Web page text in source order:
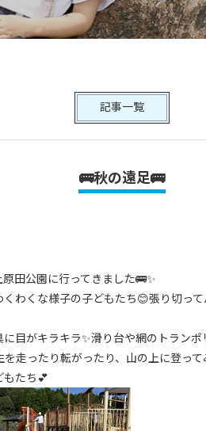
記事一覧
🚌秋の遠足🚌
田公園に行ってきました🚌✨
わくな様子の子どもたち😊張り切っ
目がキラキラ✨滑り台や網のトラン
を走ったり転がったり、山の上に登っ
もたち💕